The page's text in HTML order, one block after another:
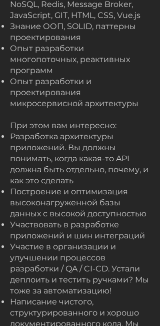
NoSQL, Redis, Message Broker,
JavaScript, GIT, HTML, CSS, Vue.js
Знание ООП, SOLID, паттерны
проектирования
Опыт разработки
многопоточных, реактивных
программ
Опыт разработки и
проектирования
микросервисной архитектуры
При этом вам интересно:
Разработка архитектуры
приложений. Вы должны
понимать, когда какая-то API
должна быть отдельно, почему, и
как это сделать
Построение и оптимизация
высоконагруженной базы
данных с высокой доступностью
Участвовать в разработке
приложений и шин интеграций
Участие в организации и
улучшении процессов
разработки / QA / CI-CD. Устали
деплоить и тестить ручками? Мы
тоже за автоматизацию!
Написание чистого,
структурированного и хорошо
документированного кода. Мы